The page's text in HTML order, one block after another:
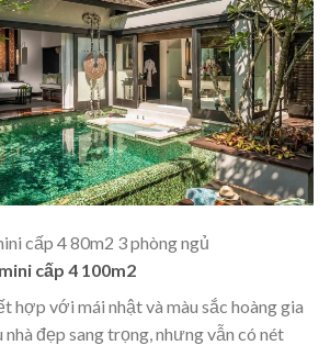
cấp 4 80m2 3 phòng ngủ
cấp 4 100m2
hợp với mái nhật và màu sắc hoàng gia
đẹp sang trọng, nhưng vẫn có nét